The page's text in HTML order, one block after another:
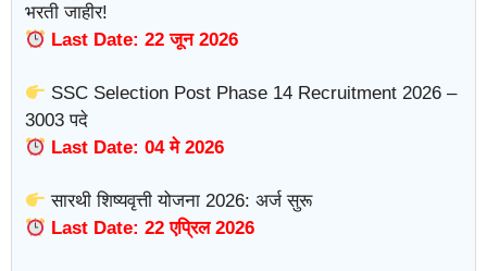
भरती जाहीर!
Last Date: 22 जून 2026
SSC Selection Post Phase 14 Recruitment 2026 –
3003 पदे
Last Date: 04 मे 2026
सारथी शिष्यवृत्ती योजना 2026: अर्ज सुरू
Last Date: 22 एप्रिल 2026